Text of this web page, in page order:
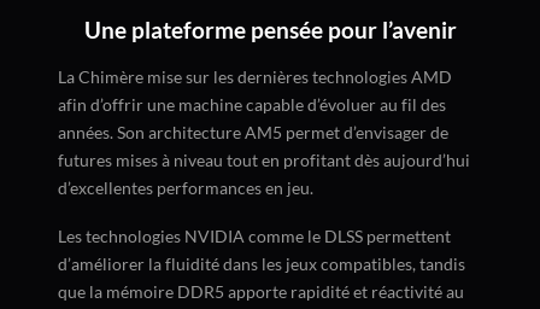
Une plateforme pensée pour l’avenir
La Chimère mise sur les dernières technologies AMD
afin d’offrir une machine capable d’évoluer au fil des
années. Son architecture AM5 permet d’envisager de
futures mises à niveau tout en profitant dès aujourd’hui
d’excellentes performances en jeu.
Les technologies NVIDIA comme le DLSS permettent
d’améliorer la fluidité dans les jeux compatibles, tandis
que la mémoire DDR5 apporte rapidité et réactivité au